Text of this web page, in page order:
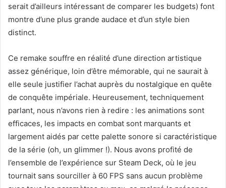
serait d’ailleurs intéressant de comparer les budgets) font
montre d’une plus grande audace et d’un style bien
distinct.
Ce remake souffre en réalité d’une direction artistique
assez générique, loin d’être mémorable, qui ne saurait à
elle seule justifier l’achat auprès du nostalgique en quête
de conquête impériale. Heureusement, techniquement
parlant, nous n’avons rien à redire : les animations sont
efficaces, les impacts en combat sont marquants et
largement aidés par cette palette sonore si caractéristique
de la série (oh, un glimmer !). Nous avons profité de
l’ensemble de l’expérience sur Steam Deck, où le jeu
tournait sans sourciller à 60 FPS sans aucun problème